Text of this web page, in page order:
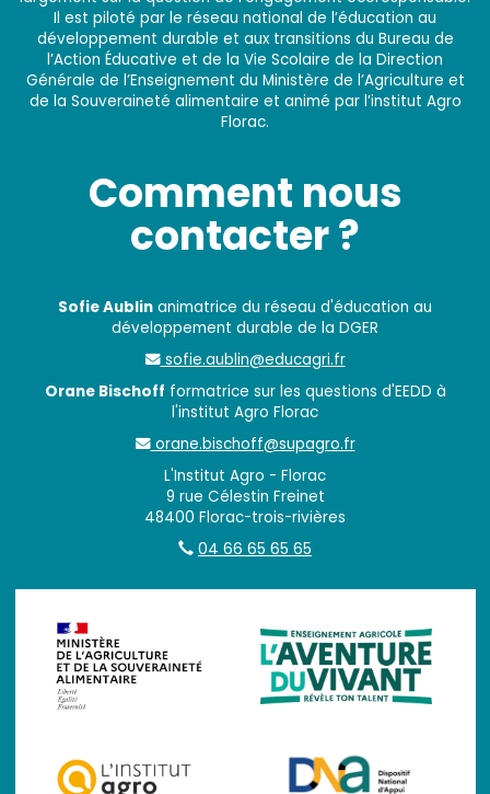
Il est piloté par le réseau national de l’éducation au
développement durable et aux transitions du Bureau de
l’Action Éducative et de la Vie Scolaire de la Direction
Générale de l’Enseignement du Ministère de l’Agriculture et
de la Souveraineté alimentaire et animé par l’institut Agro
Florac.
Comment nous
contacter ?
Sofie Aublin animatrice du réseau d'éducation au
développement durable de la DGER
sofie.aublin@educagri.fr
Orane Bischoff formatrice sur les questions d'EEDD à
l'institut Agro Florac
orane.bischoff@supagro.fr
L'Institut Agro - Florac
9 rue Célestin Freinet
48400 Florac-trois-rivières
04 66 65 65 65